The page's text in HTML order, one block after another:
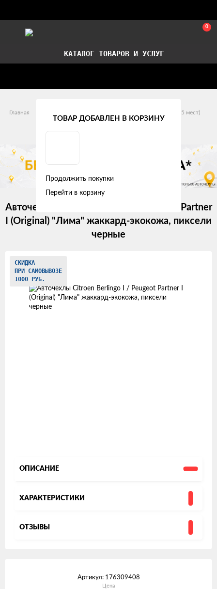
0
КАТАЛОГ ТОВАРОВ И УСЛУГ
Главная
Berlingo (5 мест)
Citroen Berlingo II (5 мест) (2006 - 2010)
Авточехлы Citroen Berlingo I / Peugeot Partner
I (Original) "Лима" жаккард-экокожа, пиксели
черные
Изображения
товаров
СКИДКА
ПРИ САМОВЫВОЗЕ
1000 РУБ.
ОПИСАНИЕ
ХАРАКТЕРИСТИКИ
ОТЗЫВЫ
Артикул: 176309408
Цена
ТОВАР ДОБАВЛЕН В КОРЗИНУ
Продолжить покупки
Перейти в корзину